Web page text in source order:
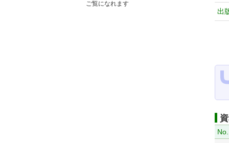
ご覧になれます
出
No.